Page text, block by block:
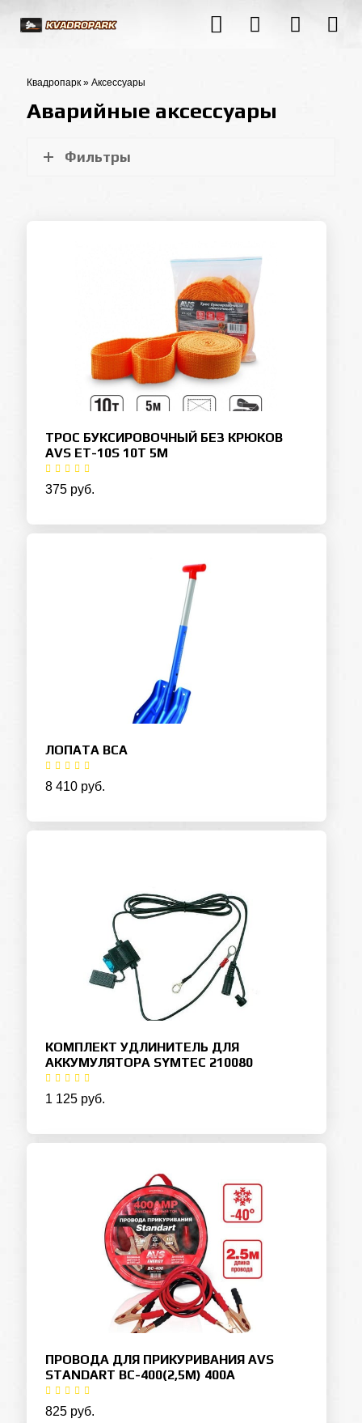
Квадропарк » Аксессуары
Аварийные аксессуары
Фильтры
ТРОС БУКСИРОВОЧНЫЙ БЕЗ КРЮКОВ
AVS ET-10S 10Т 5М
375 руб.
ЛОПАТА BCA
8 410 руб.
КОМПЛЕКТ УДЛИНИТЕЛЬ ДЛЯ
АККУМУЛЯТОРА SYMTEC 210080
1 125 руб.
ПРОВОДА ДЛЯ ПРИКУРИВАНИЯ AVS
STANDART BC-400(2,5М) 400А
825 руб.